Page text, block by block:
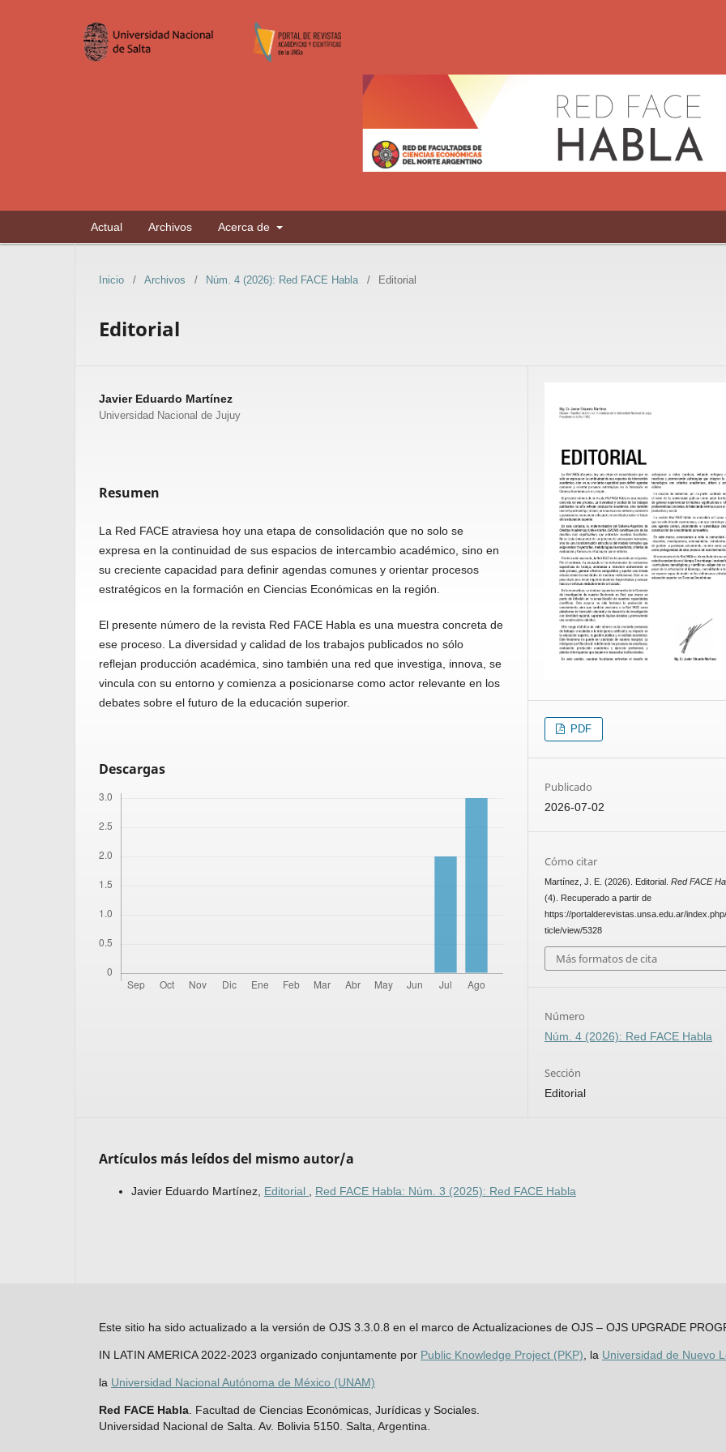
Actual Archivos Acerca de
Inicio / Archivos / Núm. 4 (2026): Red FACE Habla / Editorial
Editorial
Javier Eduardo Martínez
Universidad Nacional de Jujuy
Resumen
La Red FACE atraviesa hoy una etapa de consolidación que no solo se
expresa en la continuidad de sus espacios de intercambio académico, sino en
su creciente capacidad para definir agendas comunes y orientar procesos
estratégicos en la formación en Ciencias Económicas en la región.
El presente número de la revista Red FACE Habla es una muestra concreta de
ese proceso. La diversidad y calidad de los trabajos publicados no sólo
reflejan producción académica, sino también una red que investiga, innova, se
vincula con su entorno y comienza a posicionarse como actor relevante en los
debates sobre el futuro de la educación superior.
Descargas
PDF
Publicado
2026-07-02
Cómo citar
Martínez, J. E. (2026). Editorial.Red FACE
(4). Recuperado a partir de
https://portalderevistas.unsa.edu.ar/
ticle/view/5328
Más formatos de cita
Número
Núm. 4 (2026): Red FACE Habla
Sección
Editorial
Artículos más leídos del mismo autor/a
Javier Eduardo Martínez, Editorial Red FACE Habla: Núm. 3 (2025): Red FACE Habla
Este sitio ha sido actualizado a la versión de OJS 3.3.0.8 en el marco de Actualizaciones de OJS – OJS UPGRADE
IN LATIN AMERICA 2022-2023 organizado conjuntamente por Public Knowledge Project (PKP) , la Universidad de Nuevo
la Universidad Nacional Autónoma de México (UNAM)
Red FACE Habla . Facultad de Ciencias Económicas, Jurídicas y Sociales.
Universidad Nacional de Salta. Av. Bolivia 5150. Salta, Argentina.